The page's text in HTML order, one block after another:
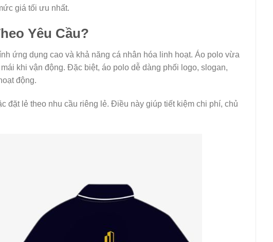
giá tối ưu nhất.
Yêu Cầu?
ứng dụng cao và khả năng cá nhân hóa linh hoạt. Áo polo vừa
khi vận động. Đặc biệt, áo polo dễ dàng phối logo, slogan,
động.
đặt lẻ theo nhu cầu riêng lẻ. Điều này giúp tiết kiệm chi phí, chủ